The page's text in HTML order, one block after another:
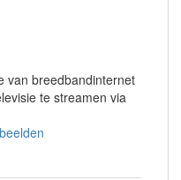
van breedbandinternet
te streamen via